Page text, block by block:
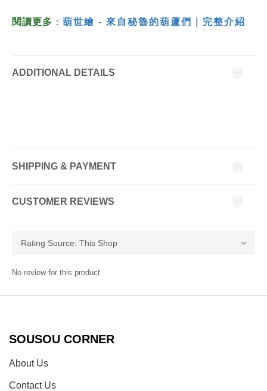
閱讀更多 ： 葫世繪 - 來自秘魯的葫蘆們｜完整介紹
ADDITIONAL DETAILS
SHIPPING & PAYMENT
CUSTOMER REVIEWS
No review for this product
SOUSOU CORNER
About Us
Contact Us